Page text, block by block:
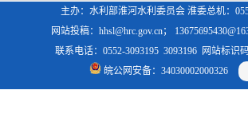
主办：水利部淮河水利委员会 淮委总机：
网站投稿：hhsl@hrc.gov.cn；
联系电话：0552-3093195 3093196 网站标识
皖公网安备：34030002000326